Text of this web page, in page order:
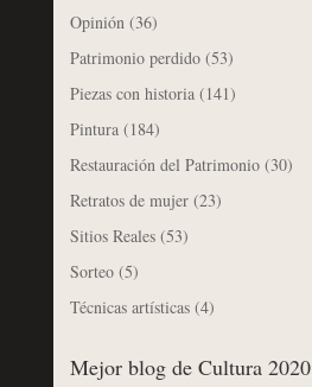
Opinión(36)
Patrimonio perdido(53)
Piezas con historia(141)
Pintura(184)
Restauración del Patrimonio(30)
Retratos de mujer(23)
Sitios Reales(53)
Sorteo(5)
Técnicas artísticas(4)
Mejor blog de Cultura 2020